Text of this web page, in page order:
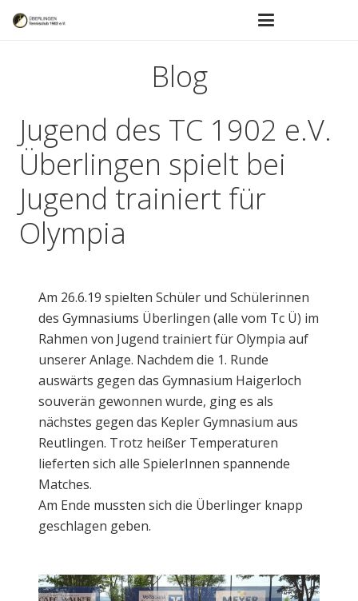
Blog
Jugend des TC 1902 e.V.
Überlingen spielt bei
Jugend trainiert für
Olympia
Am 26.6.19 spielten Schüler und Schülerinnen
des Gymnasiums Überlingen (alle vom Tc Ü) im
Rahmen von Jugend trainiert für Olympia auf
unserer Anlage. Nachdem die 1. Runde
auswärts gegen das Gymnasium Haigerloch
souverän gewonnen wurde, ging es als
nächstes gegen das Kepler Gymnasium aus
Reutlingen. Trotz heißer Temperaturen
lieferten sich alle SpielerInnen spannende
Matches.
Am Ende mussten sich die Überlinger knapp
geschlagen geben.